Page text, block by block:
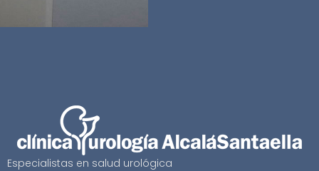
Especialistas en salud urológica